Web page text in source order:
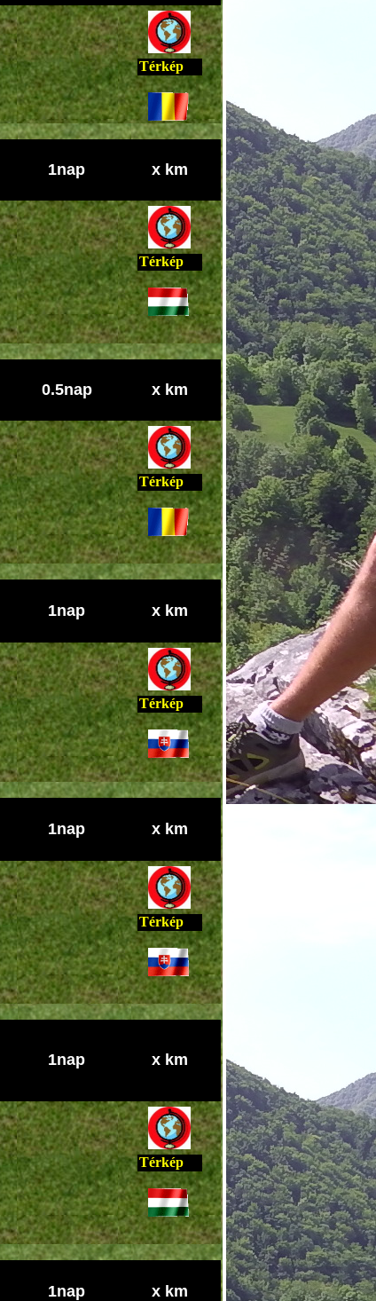
Térkép
1nap x km
Térkép
0.5nap x km
Térkép
1nap x km
Térkép
1nap x km
Térkép
1nap x km
Térkép
1nap x km